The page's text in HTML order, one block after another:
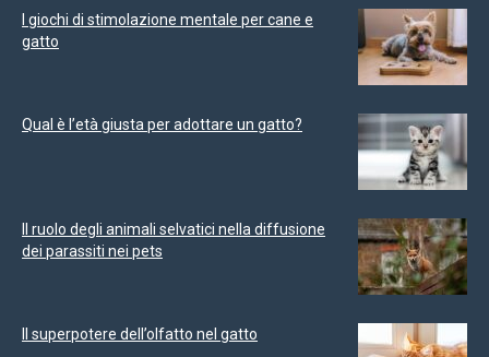
I giochi di stimolazione mentale per cane e
gatto
Qual è l’età giusta per adottare un gatto?
Il ruolo degli animali selvatici nella diffusione
dei parassiti nei pets
Il superpotere dell’olfatto nel gatto